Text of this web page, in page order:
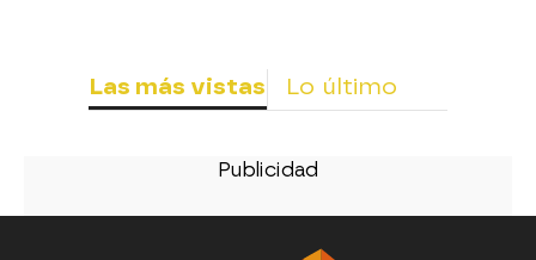
Las más vistas Lo último